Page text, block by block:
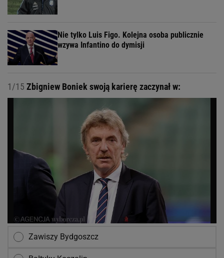
Nie tylko Luis Figo. Kolejna osoba publicznie
wzywa Infantino do dymisji
1/15 Zbigniew Boniek swoją karierę zaczynał w:
Zawiszy Bydgoszcz